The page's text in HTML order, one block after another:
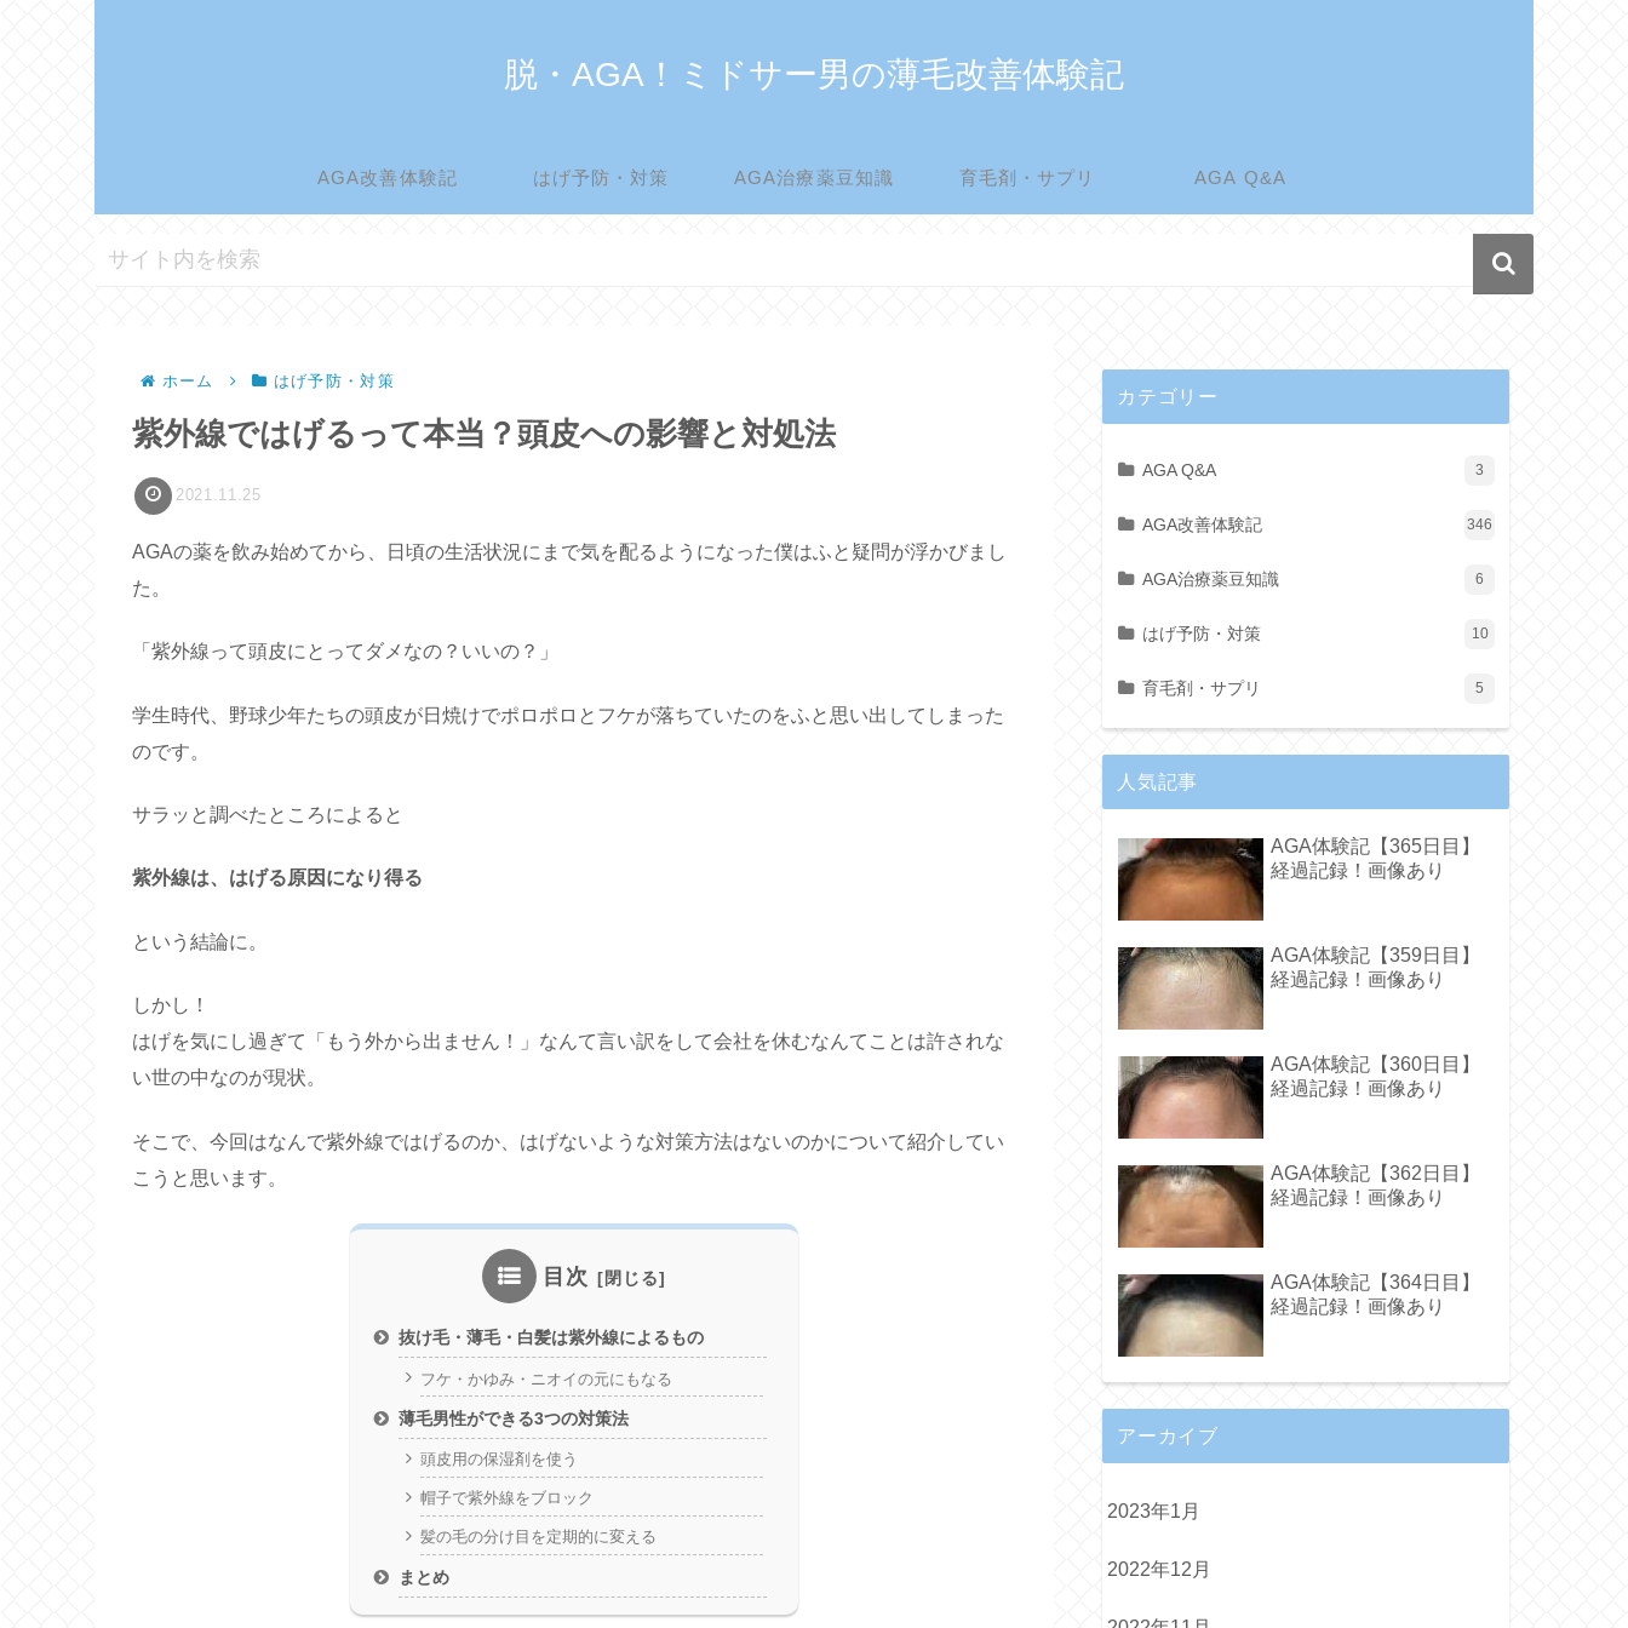
脱・AGA！ミドサー男の薄毛改善体験記
AGA改善体験記 はげ予防・対策 AGA治療薬豆知識 育毛剤・サプリ AGA Q&A
ホーム はげ予防・対策
紫外線ではげるって本当？頭皮への影響と対処法
2021.11.25
AGAの薬を飲み始めてから、日頃の生活状況にまで気を配るようになった僕はふと疑問が浮かびまし
た。
「紫外線って頭皮にとってダメなの？いいの？」
学生時代、野球少年たちの頭皮が日焼けでポロポロとフケが落ちていたのをふと思い出してしまった
のです。
サラッと調べたところによると
紫外線は、はげる原因になり得る
という結論に。
しかし！
はげを気にし過ぎて「もう外から出ません！」なんて言い訳をして会社を休むなんてことは許されな
い世の中なのが現状。
そこで、今回はなんで紫外線ではげるのか、はげないような対策方法はないのかについて紹介してい
こうと思います。
目次
抜け毛・薄毛・白髪は紫外線によるもの
フケ・かゆみ・ニオイの元にもなる
薄毛男性ができる3つの対策法
頭皮用の保湿剤を使う
帽子で紫外線をブロック
髪の毛の分け目を定期的に変える
まとめ
カテゴリー
AGA Q&A 3
AGA改善体験記 346
AGA治療薬豆知識 6
はげ予防・対策 10
育毛剤・サプリ 5
人気記事
AGA体験記【365日目】
経過記録！画像あり
AGA体験記【359日目】
経過記録！画像あり
AGA体験記【360日目】
経過記録！画像あり
AGA体験記【362日目】
経過記録！画像あり
AGA体験記【364日目】
経過記録！画像あり
アーカイブ
2023年1月
2022年12月